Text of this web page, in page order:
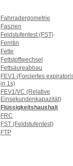
Fahrradergometrie
Faszien
Feldstufentest (FST)
Ferritin
Fette
Fettstoffwechsel
Fettsäureabbau
FEV1 (Forciertes
in 1s)
FEV1/VC (Relative
Einsekundenkapazität)
Flüssigkeitshaushalt
FRC
FST (Feldstufentest)
FTP